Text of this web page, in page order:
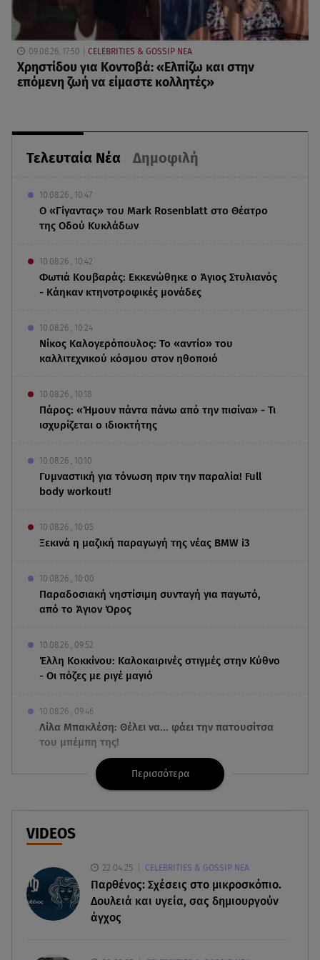
Τελευταία Νέα Δημοφιλή
10.08.26 , 10:47
Ο «Γίγαντας» του Mark Rosenblatt στο Θέατρο
της Οδού Κυκλάδων
10.08.26 , 10:42
Φωτιά Κουβαράς: Εκκενώθηκε ο Άγιος Στυλιανός
- Κάηκαν κτηνοτροφικές μονάδες
10.08.26 , 10:24
Νίκος Καλογερόπουλος: Το «αντίο» του
καλλιτεχνικού κόσμου στον ηθοποιό
10.08.26 , 10:18
Πάρος: «Ήμουν πάντα πάνω από την πισίνα» - Τι
ισχυρίζεται ο ιδιοκτήτης
10.08.26 , 10:10
Γυμναστική για τόνωση πριν την παραλία! Full
body workout!
10.08.26 , 10:05
Ξεκινά η μαζική παραγωγή της νέας BMW i3
10.08.26 , 10:00
Παραδοσιακή νηστίσιμη συνταγή για παγωτό,
από το Άγιον Όρος
10.08.26 , 09:52
Έλλη Κοκκίνου: Καλοκαιρινές στιγμές στην Κύθνο
- Οι πόζες με ριγέ μαγιό
10.08.26 , 09:46
Λίλα Μπακλέση: Θέλει να... φάει την πατουσίτσα
του μπέμπη της!
10.08.26 , 09:20
Αλεξάνδρα Νίκα: Φωτογράφισε τον Κωνσταντίνο
Αργυρό στις διακοπές τους
10.08.26 , 09:05
Σαρακήνικο: Έρευνα για την προσγείωση του
ελικοπτέρου - Τι λέει ο χειριστής
10.08.26 , 09:03
Μότσαρτ: Μήπως πέθανε από έλλειψη της
Περισσότερα
VIDEOS
22.04.25 CELEBRITIES & GOSSIP ΝΕΑ
Παρθένος: Σχέσεις στο μικροσκόπιο.
Δουλειά και υγεία, σας δημιουργούν
άγχος
09.08.26, 17:50 CELEBRITIES & GOSSIP ΝΕΑ
Χρηστίδου για Κοντοβά: «Ελπίζω και στην
επόμενη ζωή να είμαστε κολλητές»